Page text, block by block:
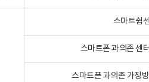
스마트쉼
스마트폰 과의존 센
스마트폰 과의존 가정